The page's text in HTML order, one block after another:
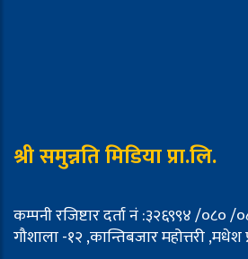
श्री समुन्नति मिडिया प्रा.लि.
कम्पनी रजिष्टार दर्ता नं :३२६९९४ /०८० /
गौशाला -१२ ,कान्तिबजार महोत्तरी